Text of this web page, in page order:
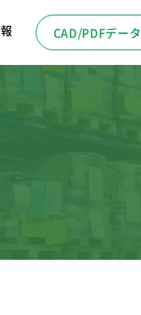
CAD/PDFデータ